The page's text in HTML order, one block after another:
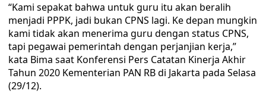
“Kami sepakat bahwa untuk guru itu akan beralih
menjadi PPPK, jadi bukan CPNS lagi. Ke depan mungkin
kami tidak akan menerima guru dengan status CPNS,
tapi pegawai pemerintah dengan perjanjian kerja,”
kata Bima saat Konferensi Pers Catatan Kinerja Akhir
Tahun 2020 Kementerian PAN RB di Jakarta pada Selasa
(29/12).